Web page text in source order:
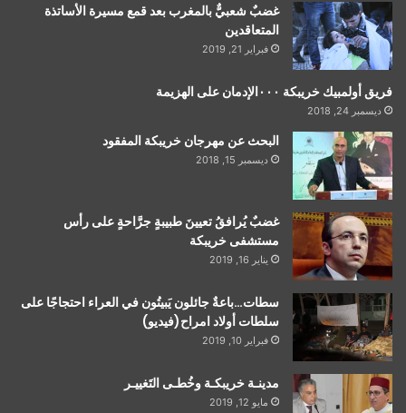
غضبٌ شعبيٌّ بالمغرب بعد قمع مسيرة الأساتذة
المتعاقدين
فبراير 21, 2019
فريق أولمبيك خريبكة ٠٠٠الإدمان على الهزيمة
ديسمبر 24, 2018
البحث عن مهرجان خريبكة المفقود
ديسمبر 15, 2018
غضبٌ يُرافقُ تعيينَ طبيبةٍ جرَّاحةٍ على رأس
مستشفى خريبكة
يناير 16, 2019
سطات…باعةٌ جائلون يَبيتُون في العراء احتجاجًا على
سلطات أولاد امراح(فيديو)
فبراير 10, 2019
مدينـة خريبكـة وخُطـى التَغييـر
مايو 12, 2019